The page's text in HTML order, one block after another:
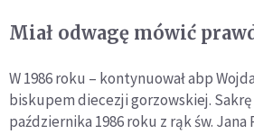
Miał odwagę mówić
W 1986 roku – kontynuował abp
biskupem diecezji gorzowskiej.
października 1986 roku z rąk św. Jana